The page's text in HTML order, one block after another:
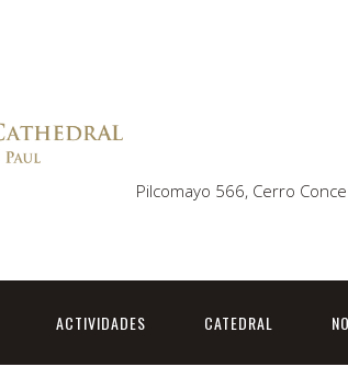
Pilcomayo 566, Cerro
ACTIVIDADES CATEDRAL